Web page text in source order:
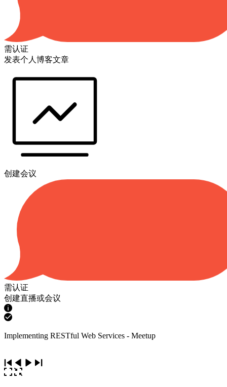
需认证
发表个人博客文章
创建会议
需认证
创建直播或会议
Implementing RESTful Web Services - Meetup